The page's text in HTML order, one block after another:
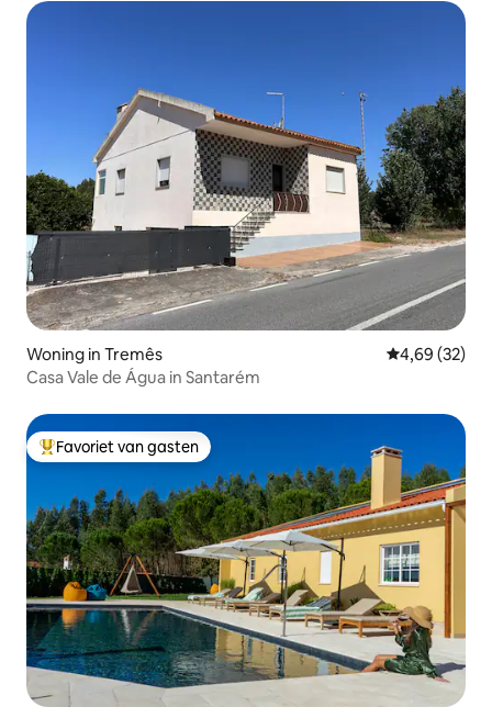
Woning in Tremês Gemiddelde
4,69 (32)
Casa Vale de Água in Santarém
Topfavoriet van gasten
Favoriet van gasten